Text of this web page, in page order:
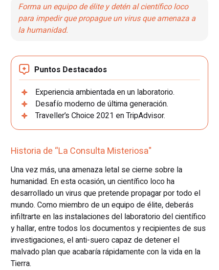
Forma un equipo de élite y detén al científico loco
para impedir que propague un virus que amenaza a
la humanidad.
Puntos Destacados
Experiencia ambientada en un laboratorio.
Desafío moderno de última generación.
Traveller’s Choice 2021 en TripAdvisor.
Historia de “La Consulta Misteriosa"
Una vez más, una amenaza letal se cierne sobre la
humanidad. En esta ocasión, un científico loco ha
desarrollado un virus que pretende propagar por todo el
mundo. Como miembro de un equipo de élite, deberás
infiltrarte en las instalaciones del laboratorio del científico
y hallar, entre todos los documentos y recipientes de sus
investigaciones, el anti-suero capaz de detener el
malvado plan que acabaría rápidamente con la vida en la
Tierra.